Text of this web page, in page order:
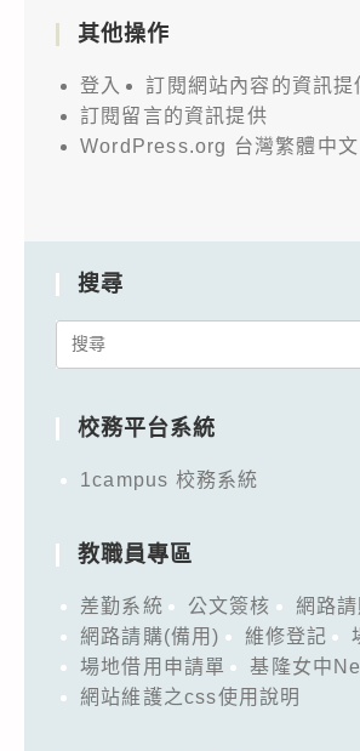
其他操作
登入
訂閱網站內容的資訊提
訂閱留言的資訊提供
WordPress.org 台灣繁體中文
搜尋
Search
校務平台系統
1campus 校務系統
教職員專區
差勤系統 公文簽核
網路
網路請購(備用)
維修登記
場地借用申請單
基隆女中
網站維護之css使用說明